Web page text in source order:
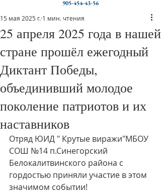
905-454-43-56
25 апреля 2025 года в нашей
стране прошёл ежегодный
Диктант Победы,
объединивший молодое
поколение патриотов и их
наставников
15 мая 2025 г. 1 мин. чтения
Отряд ЮИД " Крутые виражи"МБОУ
СОШ №14 п.Синегорский
Белокалитвинского района с
гордостью приняли участие в этом
значимом событии!